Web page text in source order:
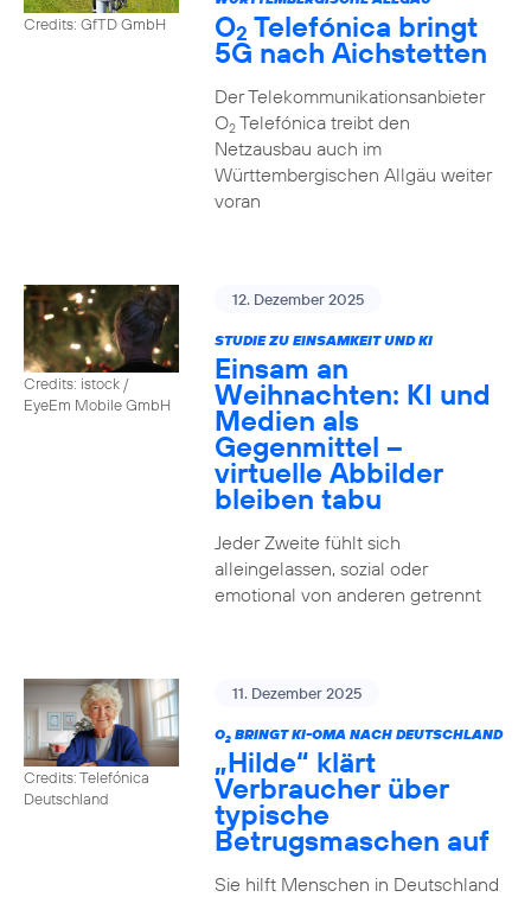
Credits: GfTD GmbH O2 Telefónica bringt
5G nach Aichstetten
Der Telekommunikationsanbieter
O2Telefónica treibt den
Netzausbau auch im
Württembergischen Allgäu weiter
voran
Credits: istock /
EyeEm Mobile GmbH
12. Dezember 2025
STUDIE ZU EINSAMKEIT UND KI
Einsam an
Weihnachten: KI und
Medien als
Gegenmittel –
virtuelle Abbilder
bleiben tabu
Jeder Zweite fühlt sich
alleingelassen, sozial oder
emotional von anderen getrennt
Credits: Telefónica
Deutschland
11. Dezember 2025
O2BRINGT KI-OMA NACH DEUTSCHLAND
„Hilde“ klärt
Verbraucher über
typische
Betrugsmaschen auf
Sie hilft Menschen in Deutschland